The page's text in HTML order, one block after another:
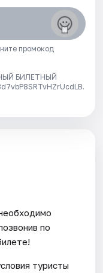
промокод
БИЛЕТНЫЙ
по
туристы